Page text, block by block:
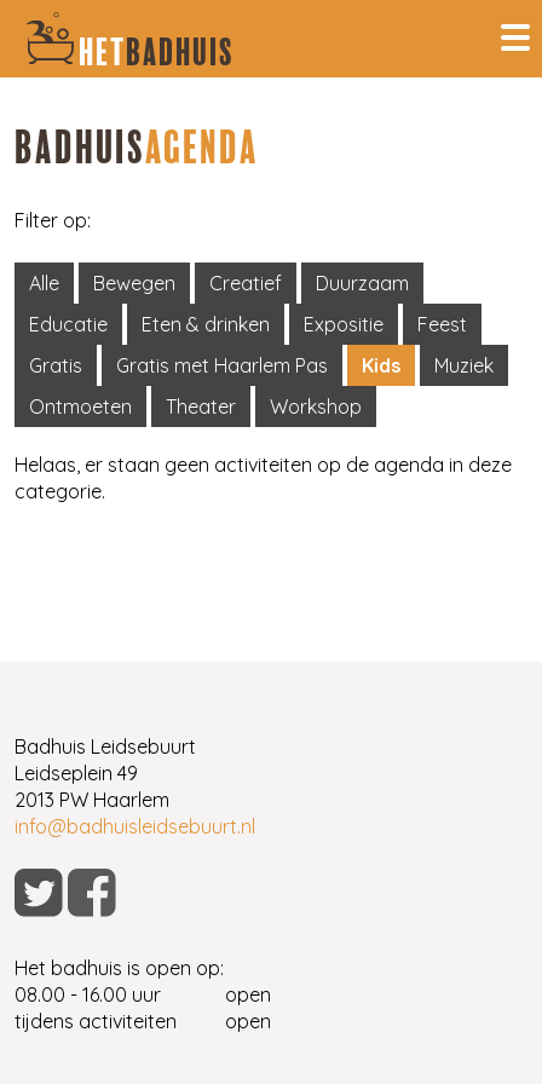
HETBADHUIS
BADHUISAGENDA
Filter op:
Alle Bewegen Creatief
Duurzaam
Educatie
Eten & drinken Expositie
Feest
Gratis
Gratis met Haarlem Pas Kids
Muziek
Ontmoeten
Theater Workshop
Helaas, er staan geen activiteiten op de agenda in deze
categorie.
Badhuis Leidsebuurt
Leidseplein 49
2013 PW Haarlem
info@badhuisleidsebuurt.nl
Het badhuis is open op:
08.00 - 16.00 uur
open
tijdens activiteiten
open